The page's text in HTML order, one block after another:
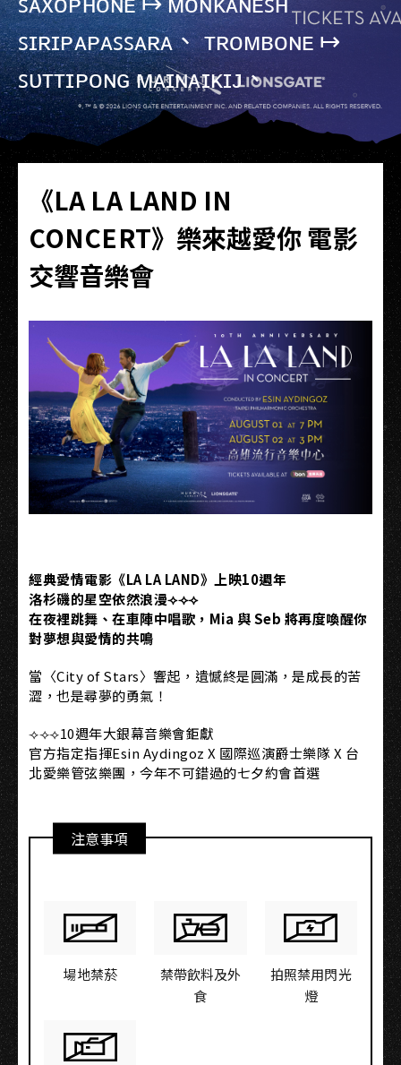
ꜱɪʀɪᴘᴀᴘᴀꜱꜱᴀʀᴀ、 ᴛʀᴏᴍʙᴏɴᴇ ↦
ꜱᴜᴛᴛɪᴘᴏɴɢ ᴍᴀɪɴᴀɪᴋɪᴊ、
《LA LA LAND IN
CONCERT》樂來越愛你 電影
交響音樂會
經典愛情電影《LA LA LAND》上映10週年
洛杉磯的星空依然浪漫⟢⟢⟢
在夜裡跳舞、在車陣中唱歌，Mia 與 Seb 將再度喚醒你
對夢想與愛情的共鳴
當〈City of Stars〉響起，遺憾終是圓滿，是成長的苦
澀，也是尋夢的勇氣！
⟢⟢⟢10週年大銀幕音樂會鉅獻
官方指定指揮Esin Aydingoz X 國際巡演爵士樂隊 X 台
北愛樂管弦樂團，今年不可錯過的七夕約會首選
注意事項
場地禁菸
禁帶飲料及外
食
拍照禁用閃光
燈